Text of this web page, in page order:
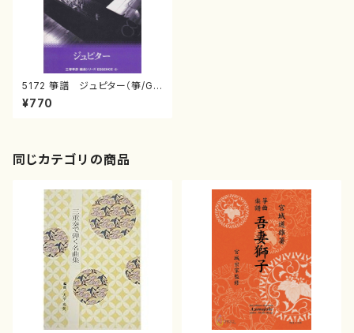
5172 箏譜 ジュピター（箏/G.
Holst/楽譜）
¥770
同じカテゴリの商品